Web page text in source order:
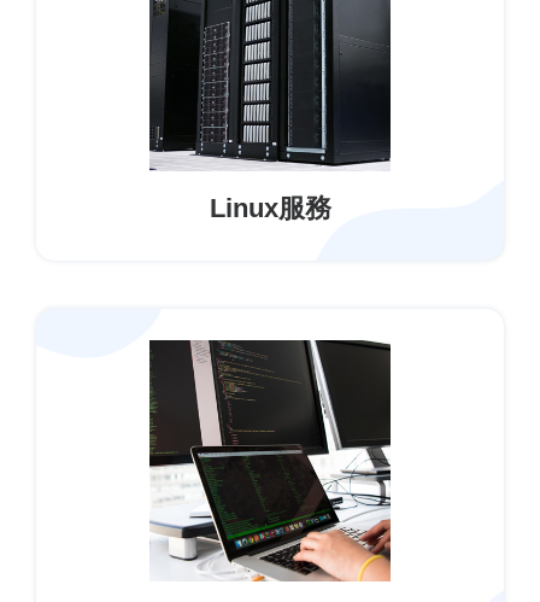
Linux服務